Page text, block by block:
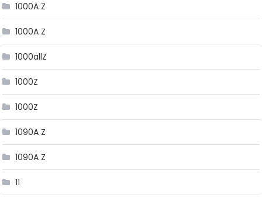
1000A Z
1000A Z
1000allZ
1000Z
1000Z
1090A Z
1090A Z
11